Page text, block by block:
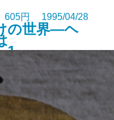
の世界―ヘ
1―
605円 1995/04/28